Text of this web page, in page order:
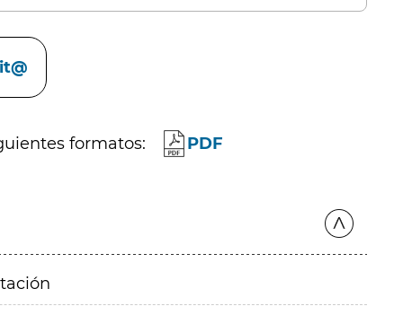
formatos: PDF